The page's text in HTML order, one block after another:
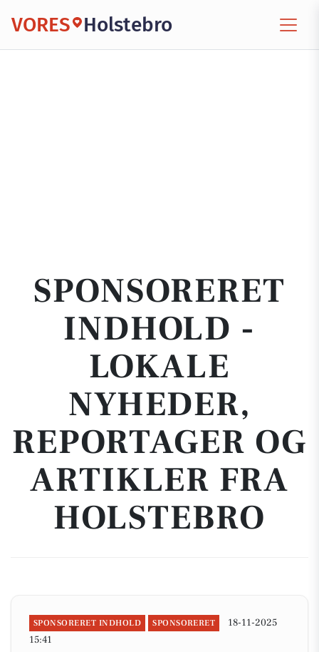
VORES Holstebro
SPONSORERET
INDHOLD -
LOKALE
NYHEDER,
REPORTAGER OG
ARTIKLER FRA
HOLSTEBRO
SPONSORERET INDHOLD SPONSORERET
18-11-2025
15:41